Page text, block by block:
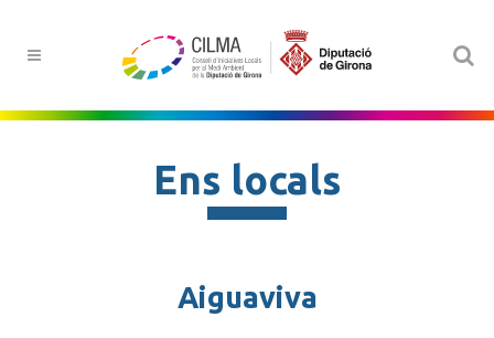
Ens locals
Aiguaviva